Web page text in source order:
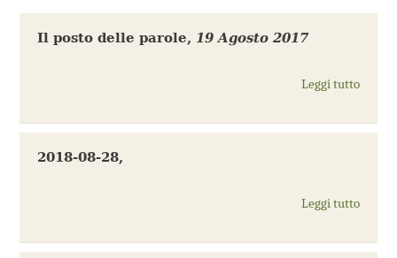
Il posto delle parole, 19 Agosto 2017
Leggi tutto
2018-08-28,
Leggi tutto